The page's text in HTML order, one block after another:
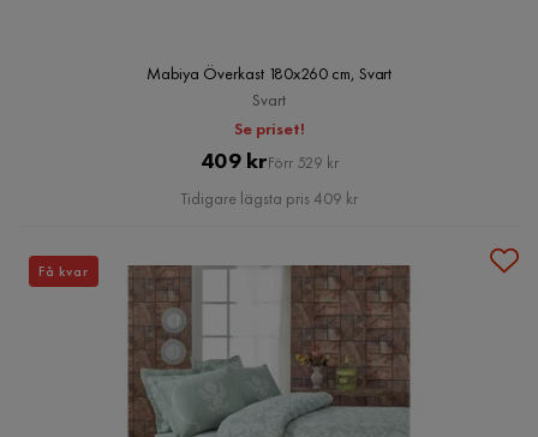
Mabiya Överkast 180x260 cm, Svart
Svart
Se priset!
Pris
409 krOriginal
Pris
Förr 529 kr
Tidigare lägsta pris 409 kr
Få kvar